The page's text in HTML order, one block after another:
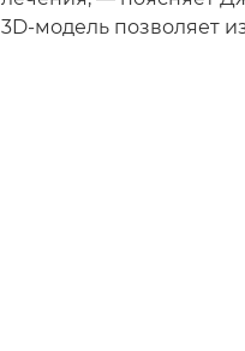
3D-модель позволяет